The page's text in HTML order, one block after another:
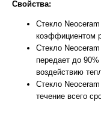
Свойства:
Стекло
коэффициентом
Стекло
передает до
воздействию
Стекло
течение всего